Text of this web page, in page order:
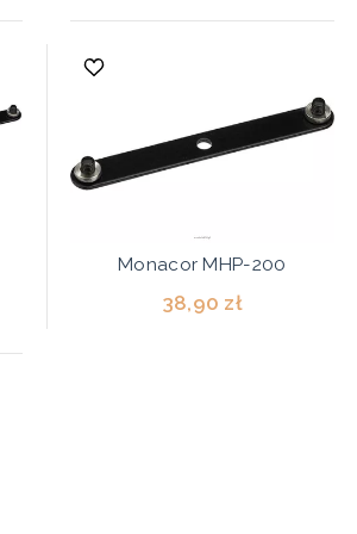
Monacor MHP-200
38,90 zł